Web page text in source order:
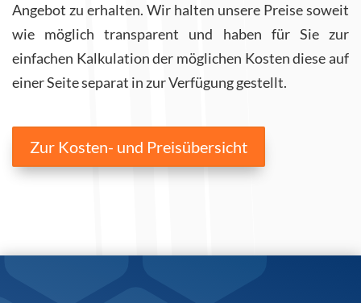
Angebot zu erhalten. Wir halten unsere Preise soweit
wie möglich transparent und haben für Sie zur
einfachen Kalkulation der möglichen Kosten diese auf
einer Seite separat in zur Verfügung gestellt.
Zur Kosten- und Preisübersicht